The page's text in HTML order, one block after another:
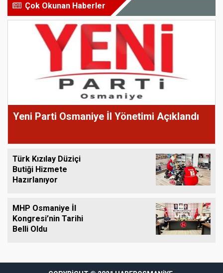
Çok Okunan Haberler
Yeni Parti Osmaniye İl Yönetimi Açıklandı
Türk Kızılay Düziçi
Butiği Hizmete
Hazırlanıyor
MHP Osmaniye İl
Kongresi’nin Tarihi
Belli Oldu